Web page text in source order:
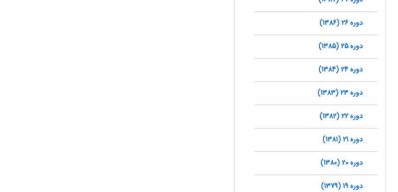
دوره 26 (1386)
دوره 25 (1385)
دوره 24 (1384)
دوره 23 (1383)
دوره 22 (1382)
دوره 21 (1381)
دوره 20 (1380)
دوره 19 (1379)